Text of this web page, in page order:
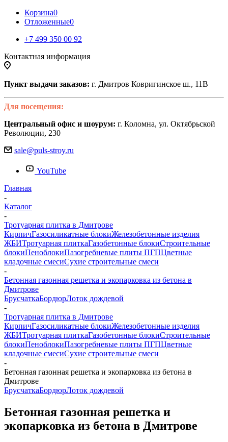
Корзина0
Отложенные0
+7 499 350 00 92
Контактная информация
Пункт выдачи заказов: г. Дмитров Ковригинское ш., 11В
Для посещения:
Центральный офис и шоурум: г. Коломна, ул. Октябрьской
Революции, 230
sale@puls-stroy.ru
YouTube
Главная
-
Каталог
-
Тротуарная плитка в Дмитрове
КирпичГазосиликатные блокиЖелезобетонные изделия
ЖБИТротуарная плиткаГазобетонные блокиСтроительные
блокиПеноблокиПазогребневые плиты ПГПЦветные
кладочные смесиСухие строительные смеси
-
Бетонная газонная решетка и экопарковка из бетона в
Дмитрове
БрусчаткаБордюрЛоток дождевой
-
Тротуарная плитка в Дмитрове
КирпичГазосиликатные блокиЖелезобетонные изделия
ЖБИТротуарная плиткаГазобетонные блокиСтроительные
блокиПеноблокиПазогребневые плиты ПГПЦветные
кладочные смесиСухие строительные смеси
-
Бетонная газонная решетка и экопарковка из бетона в
Дмитрове
БрусчаткаБордюрЛоток дождевой
Бетонная газонная решетка и
экопарковка из бетона в Дмитрове